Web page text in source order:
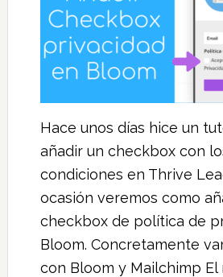
Hace unos días hice un
añadir un checkbox con
condiciones en Thrive
ocasión veremos como
checkbox de política de
Bloom. Concretamente
con Bloom y Mailchimp El